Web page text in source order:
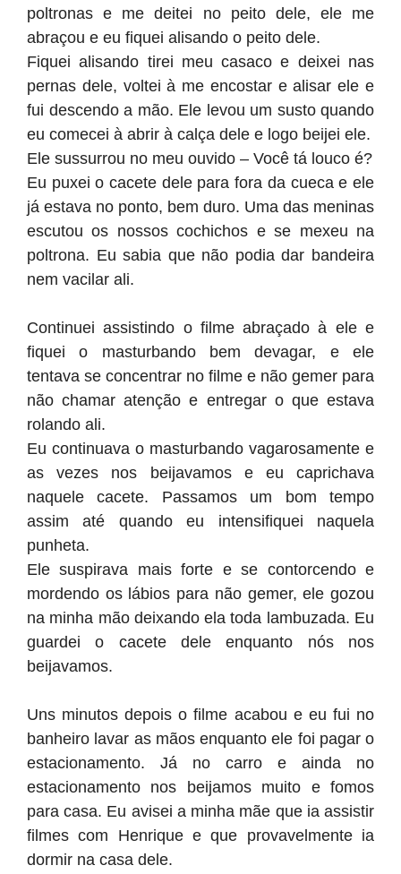
poltronas e me deitei no peito dele, ele me
abraçou e eu fiquei alisando o peito dele.
Fiquei alisando tirei meu casaco e deixei nas
pernas dele, voltei à me encostar e alisar ele e
fui descendo a mão. Ele levou um susto quando
eu comecei à abrir à calça dele e logo beijei ele.
Ele sussurrou no meu ouvido – Você tá louco é?
Eu puxei o cacete dele para fora da cueca e ele
já estava no ponto, bem duro. Uma das meninas
escutou os nossos cochichos e se mexeu na
poltrona. Eu sabia que não podia dar bandeira
nem vacilar ali.
Continuei assistindo o filme abraçado à ele e
fiquei o masturbando bem devagar, e ele
tentava se concentrar no filme e não gemer para
não chamar atenção e entregar o que estava
rolando ali.
Eu continuava o masturbando vagarosamente e
as vezes nos beijavamos e eu caprichava
naquele cacete. Passamos um bom tempo
assim até quando eu intensifiquei naquela
punheta.
Ele suspirava mais forte e se contorcendo e
mordendo os lábios para não gemer, ele gozou
na minha mão deixando ela toda lambuzada. Eu
guardei o cacete dele enquanto nós nos
beijavamos.
Uns minutos depois o filme acabou e eu fui no
banheiro lavar as mãos enquanto ele foi pagar o
estacionamento. Já no carro e ainda no
estacionamento nos beijamos muito e fomos
para casa. Eu avisei a minha mãe que ia assistir
filmes com Henrique e que provavelmente ia
dormir na casa dele.